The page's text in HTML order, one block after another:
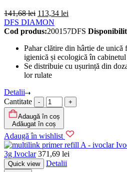
141,68lei 113,34 lei
DFS DIAMON
Cod produs:200157DFS
Pahar clătire din hârtie de
igienică și ecologică în cabinetul
Se distribuie cu ușurință din
lor rulate
Detalii
Cantitate
Adaugă în coș
Adăugat în coș
Adaugă în wishlist
3g Ivoclar 371,69 lei
Quick view Detalii